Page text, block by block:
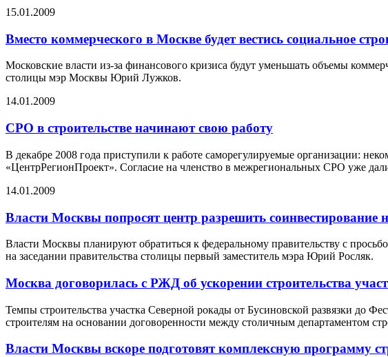
15.01.2009
Вместо коммерческого в Москве будет вестись социальное
Московские власти из-за финансового кризиса будут уменьшать объемы
столицы мэр Москвы Юрий Лужков.
14.01.2009
СРО в строительстве начинают свою работу
В декабре 2008 года приступили к работе саморегулируемые организации:
«ЦентрРегионПроект». Согласие на членство в межрегиональных СРО уже
14.01.2009
Власти Москвы попросят центр разрешить соинвестирование
Власти Москвы планируют обратиться к федеральному правительству с
на заседании правительства столицы первый заместитель мэра Юрий Росляк.
Москва договорилась с РЖД об ускорении строительства
Темпы строительства участка Северной рокады от Бусиновской развязки до
строителям на основании договоренности между столичным департаментом
Власти Москвы вскоре подготовят комплексную программу